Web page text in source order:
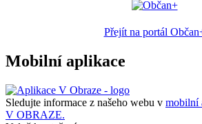
Přejít na portál
Mobilní aplikace
Sledujte informace z našeho webu v mobilní
V OBRAZE.